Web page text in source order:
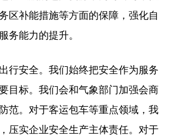
区补能措施等方面的保障，强化自
务能力的提升。
行安全。我们始终把安全作为服务
目标。我们会和气象部门加强会商
范。对于客运包车等重点领域，我
压实企业安全生产主体责任。对于